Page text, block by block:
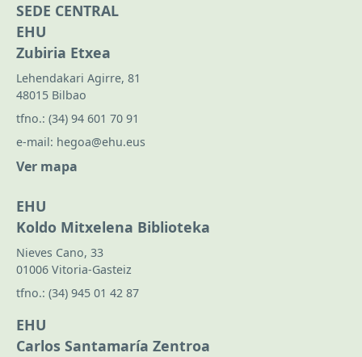
SEDE CENTRAL
EHU
Zubiria Etxea
Lehendakari Agirre, 81
48015 Bilbao
tfno.: (34) 94 601 70 91
e-mail: hegoa@ehu.eus
Ver mapa
EHU
Koldo Mitxelena Biblioteka
Nieves Cano, 33
01006 Vitoria-Gasteiz
tfno.: (34) 945 01 42 87
EHU
Carlos Santamaría Zentroa